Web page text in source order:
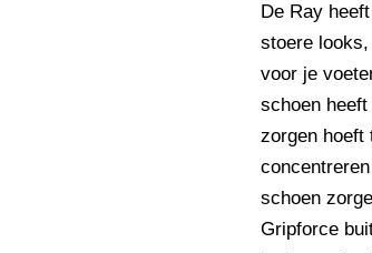
De Ray
stoere
voor je
schoen
zorgen hoeft
schoen
Gripforce